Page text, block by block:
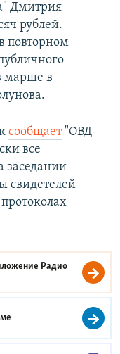
Дмитрия
рублей.
повторном
марше в
сообщает"ОВД-
все
заседании
свидетелей
Радио